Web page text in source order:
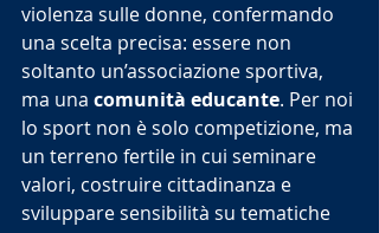
violenza sulle donne, confermando
una scelta precisa: essere non
soltanto un’associazione sportiva,
ma una comunità educante. Per noi
lo sport non è solo competizione, ma
un terreno fertile in cui seminare
valori, costruire cittadinanza e
sviluppare sensibilità su tematiche